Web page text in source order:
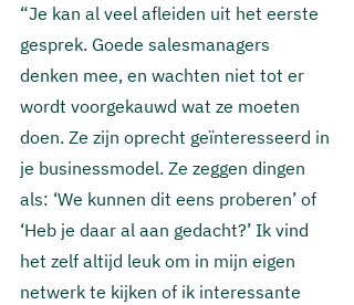
“Je kan al veel afleiden uit het eerste
gesprek. Goede salesmanagers
denken mee, en wachten niet tot er
wordt voorgekauwd wat ze moeten
doen. Ze zijn oprecht geïnteresseerd in
je businessmodel. Ze zeggen dingen
als: ‘We kunnen dit eens proberen’ of
‘Heb je daar al aan gedacht?’ Ik vind
het zelf altijd leuk om in mijn eigen
netwerk te kijken of ik interessante